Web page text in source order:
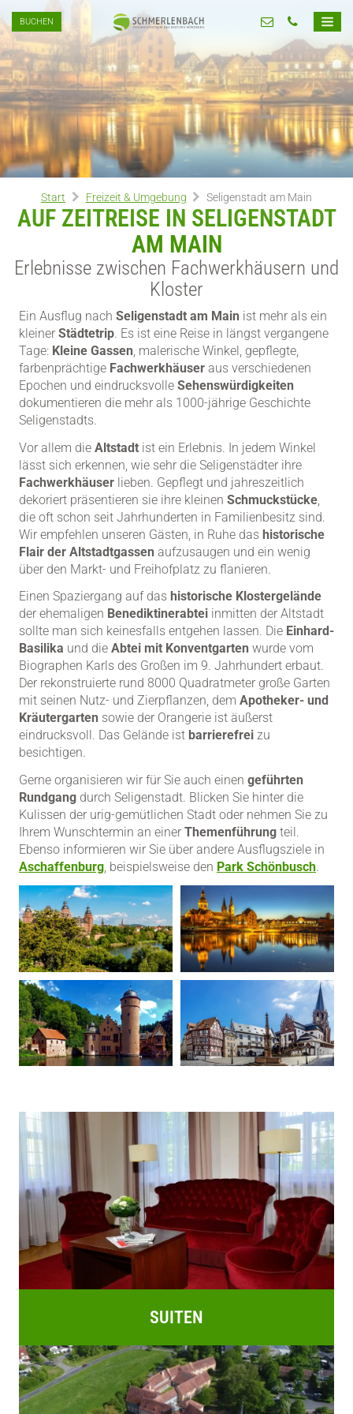
BUCHEN
Start Freizeit & Umgebung Seligenstadt am Main
AUF ZEITREISE IN SELIGENSTADT
AM MAIN
Erlebnisse zwischen Fachwerkhäusern und
Kloster
Ein Ausflug nach Seligenstadt am Main ist mehr als ein
kleiner Städtetrip. Es ist eine Reise in längst vergangene
Tage: Kleine Gassen, malerische Winkel, gepflegte,
farbenprächtige Fachwerkhäuser aus verschiedenen
Epochen und eindrucksvolle Sehenswürdigkeiten
dokumentieren die mehr als 1000-jährige Geschichte
Seligenstadts.
Vor allem die Altstadt ist ein Erlebnis. In jedem Winkel
lässt sich erkennen, wie sehr die Seligenstädter ihre
Fachwerkhäuser lieben. Gepflegt und jahreszeitlich
dekoriert präsentieren sie ihre kleinen Schmuckstücke
die oft schon seit Jahrhunderten in Familienbesitz sind.
Wir empfehlen unseren Gästen, in Ruhe das historische
Flair der Altstadtgassen aufzusaugen und ein wenig
über den Markt- und Freihofplatz zu flanieren.
Einen Spaziergang auf das historische Klostergelände
der ehemaligen Benediktinerabtei inmitten der Altstadt
sollte man sich keinesfalls entgehen lassen. Die Einhard-
Basilika und die Abtei mit Konventgarten wurde vom
Biographen Karls des Großen im 9. Jahrhundert erbaut.
Der rekonstruierte rund 8000 Quadratmeter große Garten
mit seinen Nutz- und Zierpflanzen, dem Apotheker- und
Kräutergarten sowie der Orangerie ist äußerst
eindrucksvoll. Das Gelände ist barrierefrei zu
besichtigen.
Gerne organisieren wir für Sie auch einen geführten
Rundgang durch Seligenstadt. Blicken Sie hinter die
Kulissen der urig-gemütlichen Stadt oder nehmen Sie zu
Ihrem Wunschtermin an einer Themenführung teil.
Ebenso informieren wir Sie über andere Ausflugsziele in
Aschaffenburg , beispielsweise den Park Schönbusch.
SUITEN